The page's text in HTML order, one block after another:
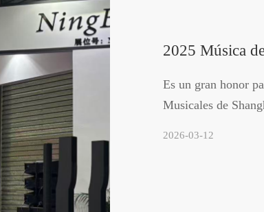
2025 Música
Es un gran honor
Musicales de
2026-03-12